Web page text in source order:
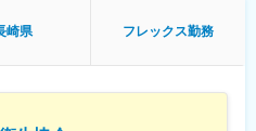
崎県 フレックス勤務